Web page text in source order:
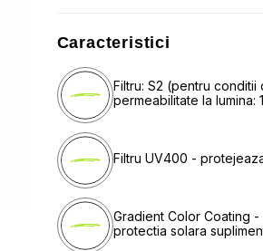
Caracteristici
Filtru: S2 (pentru
permeabilitate la lumina:
Filtru UV400 -
Gradient Color Coating
protectia solara